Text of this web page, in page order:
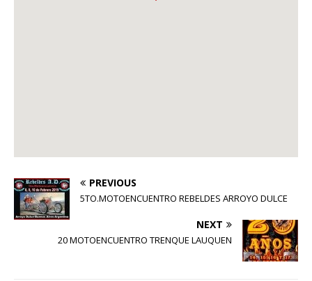
PREVIOUS
5TO.MOTOENCUENTRO REBELDES ARROYO DULCE
NEXT
20 MOTOENCUENTRO TRENQUE LAUQUEN